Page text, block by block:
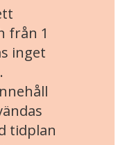
från 1
inget
tidplan